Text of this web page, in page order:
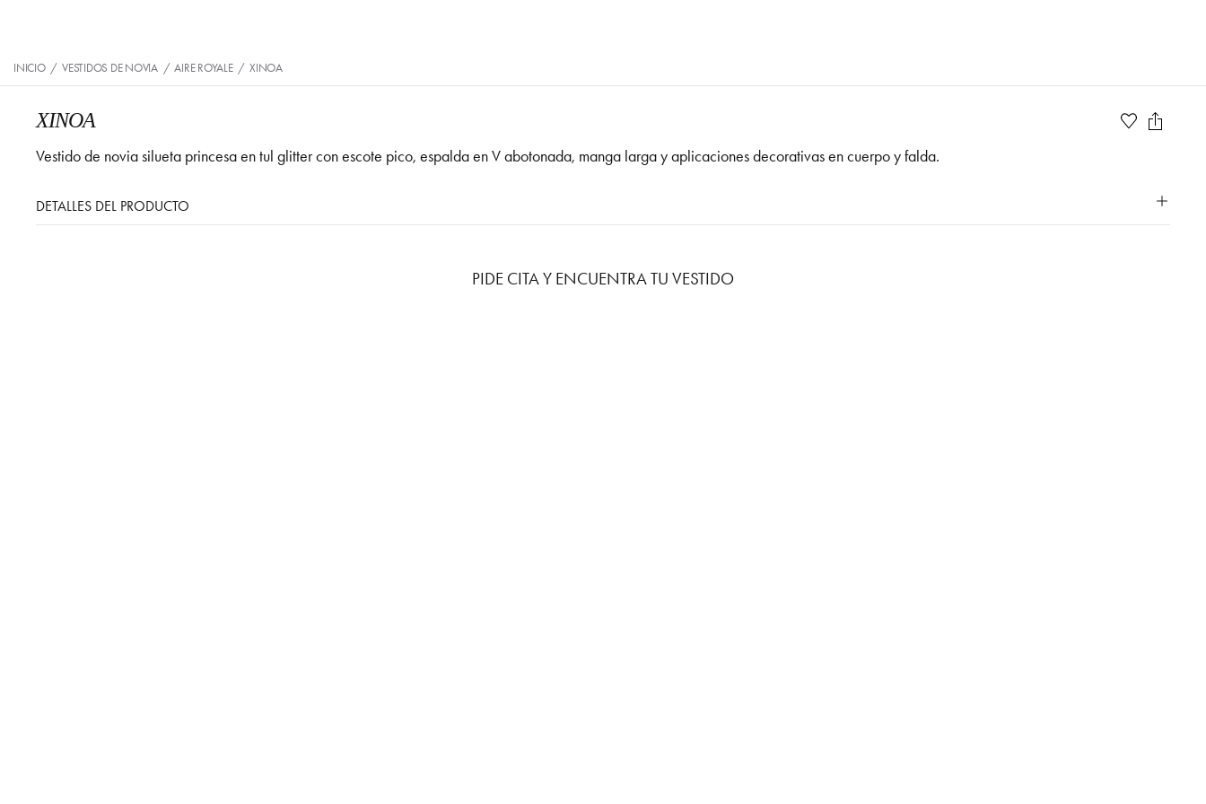
INICIO / VESTIDOS DE NOVIA / AIRE ROYALE / XINOA
XINOA
Vestido de novia silueta princesa en tul glitter con escote pico, espalda en V abotonada, manga larga y aplicaciones decorativas en cuerpo y falda.
DETALLES DEL PRODUCTO
PIDE CITA Y ENCUENTRA TU VESTIDO